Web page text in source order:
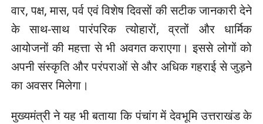
वार, पक्ष, मास, पर्व एवं विशेष दिवसों की सटीक जानकारी देने
के साथ-साथ पारंपरिक त्योहारों, व्रतों और धार्मिक
आयोजनों की महत्ता से भी अवगत कराएगा। इससे लोगों को
अपनी संस्कृति और परंपराओं से और अधिक गहराई से जुड़ने
का अवसर मिलेगा।
मुख्यमंत्री ने यह भी बताया कि पंचांग में देवभूमि उत्तराखंड के